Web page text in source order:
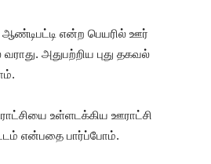
ஆண்டிபட்டி என்ற பெயரில் ஊர்
அதுபற்றிய புது தகவல்
உள்ளடக்கிய ஊராட்சி
என்பதை பார்ப்போம்.